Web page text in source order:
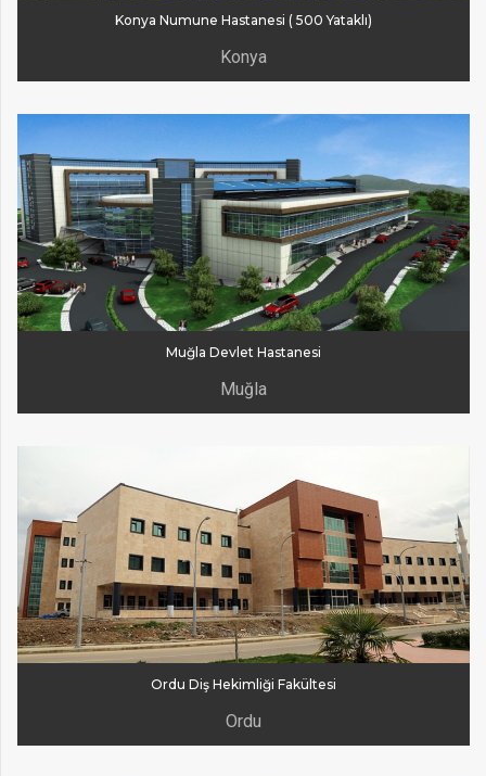
Konya Numune Hastanesi ( 500 Yataklı)
Konya
Muğla Devlet Hastanesi
Muğla
Ordu Diş Hekimliği Fakültesi
Ordu